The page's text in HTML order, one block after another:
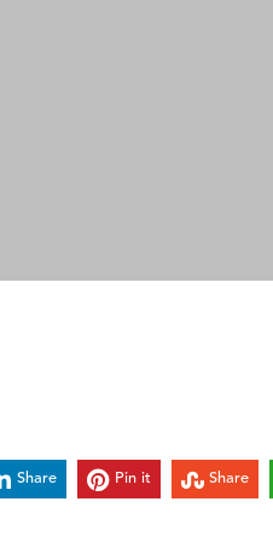
Share Pin it Share